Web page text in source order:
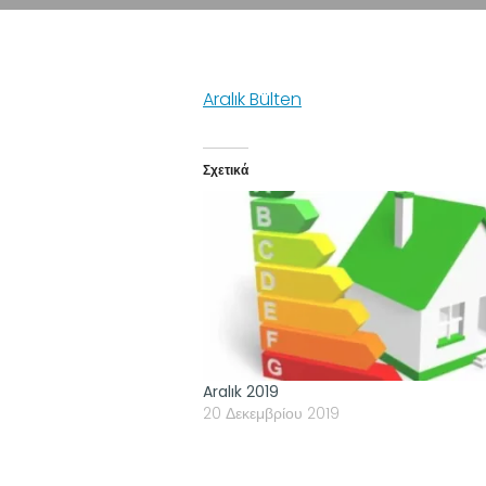
Aralık Bülten
Σχετικά
Aralık 2019
20 Δεκεμβρίου 2019